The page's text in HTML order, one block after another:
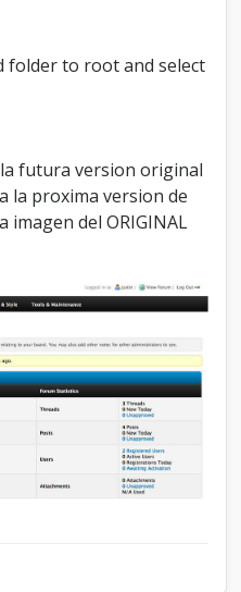
folder to root and select
futura version original
la proxima version de
imagen del ORIGINAL